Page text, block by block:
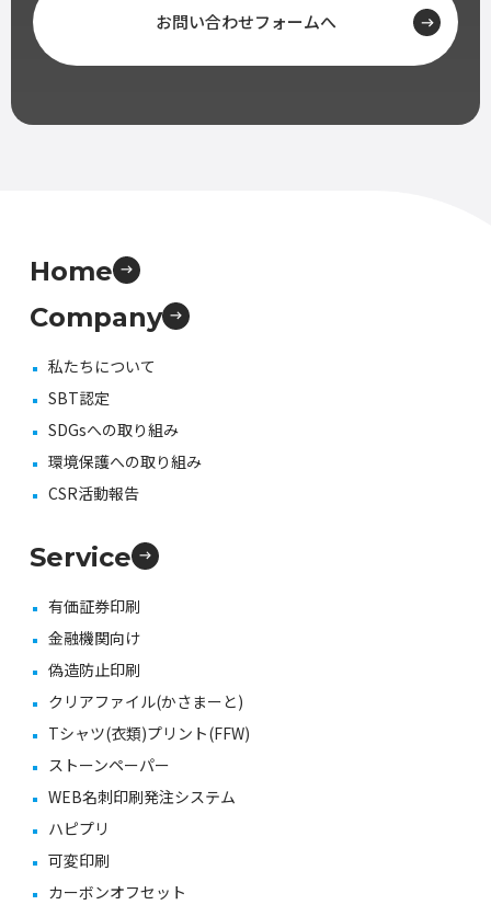
お問い合わせフォームへ
Home
Company
私たちについて
SBT認定
SDGsへの取り組み
環境保護への取り組み
CSR活動報告
Service
有価証券印刷
金融機関向け
偽造防止印刷
クリアファイル(かさまーと)
Tシャツ(衣類)プリント(FFW)
ストーンペーパー
WEB名刺印刷発注システム
ハピプリ
可変印刷
カーボンオフセット